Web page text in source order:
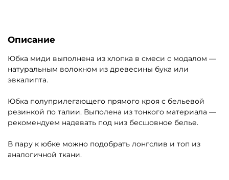
Описание
Юбка миди выполнена из хлопка в смеси с модалом —
натуральным волокном из древесины бука или
эвкалипта.
Юбка полуприлегающего прямого кроя с бельевой
резинкой по талии. Выполена из тонкого материала —
рекомендуем надевать под низ бесшовное белье.
В пару к юбке можно подобрать лонгслив и топ из
аналогичной ткани.